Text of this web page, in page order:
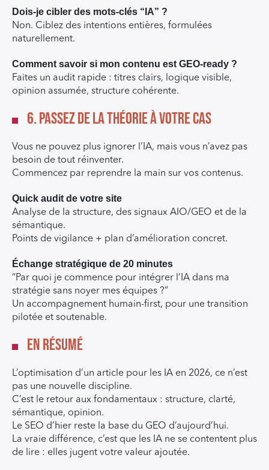
Dois-je cibler des mots-clés “IA” ?
Non. Ciblez des intentions entières, formulées
naturellement.
Comment savoir si mon contenu est GEO-ready ?
Faites un audit rapide : titres clairs, logique visible,
opinion assumée, structure cohérente.
6. Passez de la théorie à votre cas
Vous ne pouvez plus ignorer l’IA, mais vous n’avez pas
besoin de tout réinventer.
Commencez par reprendre la main sur vos contenus.
Quick audit de votre site
Analyse de la structure, des signaux AIO/GEO et de la
sémantique.
Points de vigilance + plan d’amélioration concret.
Échange stratégique de 20 minutes
“Par quoi je commence pour intégrer l’IA dans ma
stratégie sans noyer mes équipes ?”
Un accompagnement humain-first, pour une transition
pilotée et soutenable.
En résumé
L’optimisation d’un article pour les IA en 2026, ce n’est
pas une nouvelle discipline.
C’est le retour aux fondamentaux : structure, clarté,
sémantique, opinion.
Le SEO d’hier reste la base du GEO d’aujourd’hui.
La vraie différence, c’est que les IA ne se contentent plus
de lire : elles jugent votre valeur ajoutée.